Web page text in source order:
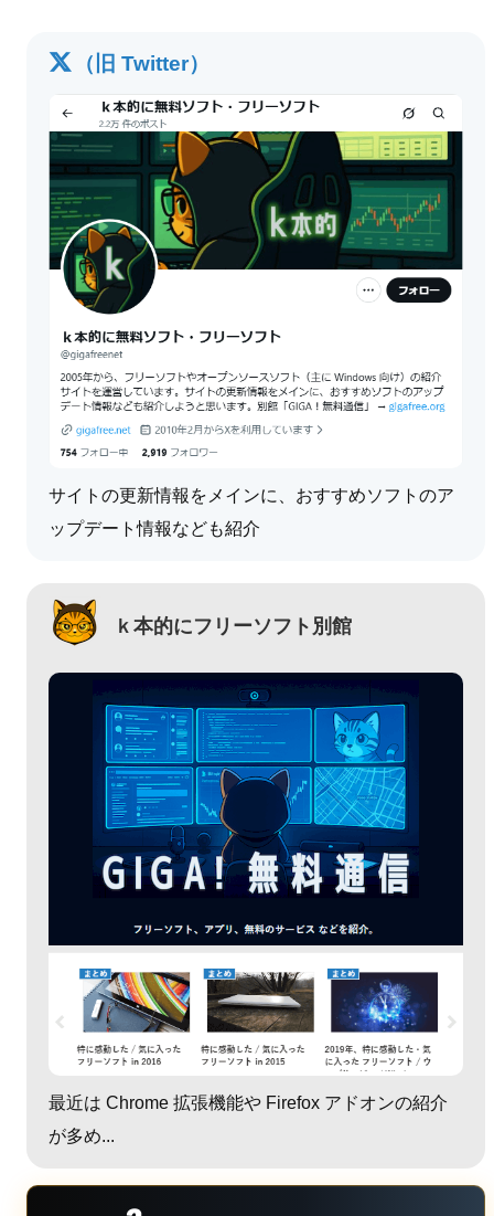
（旧 Twitter）
サイトの更新情報をメインに、おすすめソフトのア
ップデート情報なども紹介
ｋ本的にフリーソフト別館
最近は Chrome 拡張機能や Firefox アドオンの紹介
が多め...